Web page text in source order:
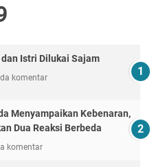
Istri Dilukai Sajam
komentar
Menyampaikan Kebenaran,
Dua Reaksi Berbeda
komentar